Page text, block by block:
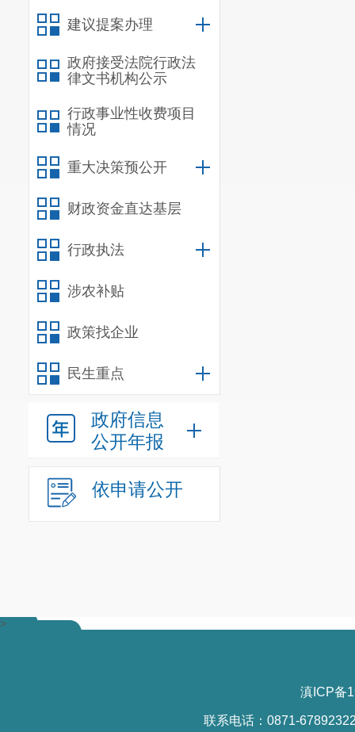
建议提案办理
政府接受法院行政法
律文书机构公示
行政事业性收费项目
情况
重大决策预公开
财政资金直达基层
行政执法
涉农补贴
政策找企业
民生重点
政府信息
公开年报
依申请公开
5.其他不
>
滇ICP备
联系电话：0871-